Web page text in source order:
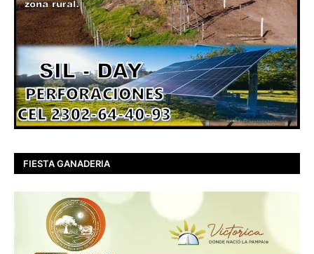
FIESTA GANADERIA